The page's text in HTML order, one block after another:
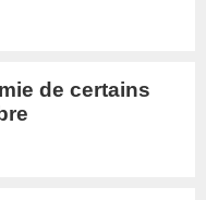
de certains